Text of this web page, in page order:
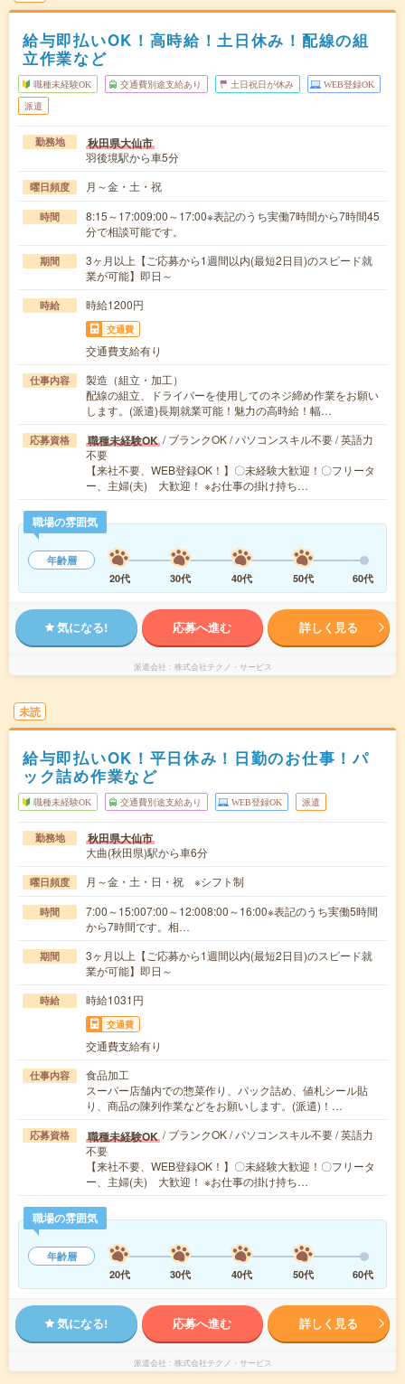
給与即払いOK！高時給！土日休み！配線の組
立作業など
職種未経験OK 交通費別途支給あり 土日祝日が休み WEB登録OK
派遣
勤務地 秋田県大仙市
羽後境駅から車5分
曜日頻度 月～金・土・祝
時間
8:15～17:009:00～17:00※表記のうち実働7時間から7時間45
分で相談可能です。
期間
3ヶ月以上【ご応募から1週間以内(最短2日目)のスピード就
業が可能】即日～
時給 時給1200円
交通費
交通費支給有り
仕事内容
製造（組立・加工）
配線の組立、ドライバーを使用してのネジ締め作業をお願い
します。(派遣)長期就業可能！魅力の高時給！幅…
応募資格 職種未経験OK / ブランクOK / パソコンスキル不要 / 英語力
不要
【来社不要、WEB登録OK！】〇未経験大歓迎！〇フリータ
ー、主婦(夫) 大歓迎！ ※お仕事の掛け持ち…
職場の雰囲気
年齢層
20代
30代 40代 50代 60代
気になる! 応募へ進む 詳しく見る
派遣会社 株式会社テクノ・サービス
未読
給与即払いOK！平日休み！日勤のお仕事！パ
ック詰め作業など
職種未経験OK 交通費別途支給あり WEB登録OK 派遣
勤務地 秋田県大仙市
大曲(秋田県)駅から車6分
曜日頻度 月～金・土・日・祝 ※シフト制
時間
7:00～15:007:00～12:008:00～16:00※表記のうち実働5時間
から7時間です。相…
期間
3ヶ月以上【ご応募から1週間以内(最短2日目)のスピード就
業が可能】即日～
時給 時給1031円
交通費
交通費支給有り
仕事内容
食品加工
スーパー店舗内での惣菜作り、パック詰め、値札シール貼
り、商品の陳列作業などをお願いします。(派遣)！…
応募資格 職種未経験OK / ブランクOK / パソコンスキル不要 / 英語力
不要
【来社不要、WEB登録OK！】〇未経験大歓迎！〇フリータ
ー、主婦(夫) 大歓迎！ ※お仕事の掛け持ち…
職場の雰囲気
年齢層
20代
30代 40代 50代 60代
気になる! 応募へ進む 詳しく見る
派遣会社 株式会社テクノ・サービス